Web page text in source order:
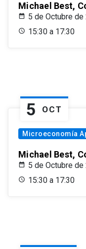
Michael Best,
5 de Octubre de
15:30 a 17:30
5 OCT
Microeconomía
Michael Best,
5 de Octubre de
15:30 a 17:30